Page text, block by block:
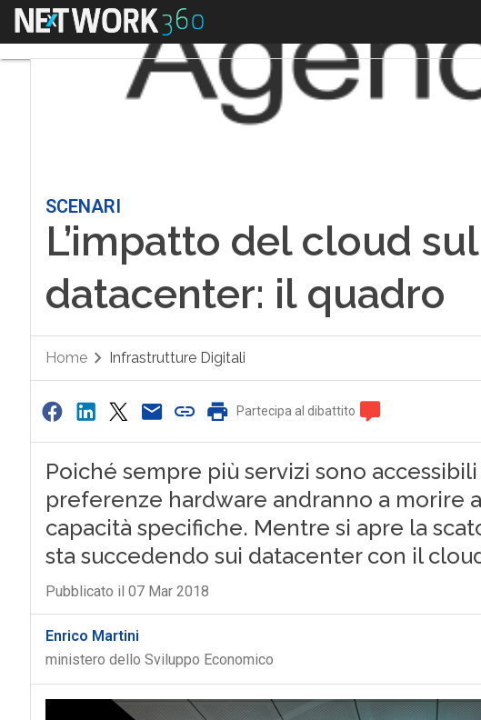
Menu
SCENARI
L’impatto del cloud
datacenter: il quadro
Home Infrastrutture Digitali
Partecipa al dibattito
Poiché sempre più servizi sono
preferenze hardware andranno a morire
capacità specifiche. Mentre si apre la
sta succedendo sui datacenter con il
Pubblicato il 07 Mar 2018
Enrico Martini
ministero dello Sviluppo Economico